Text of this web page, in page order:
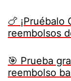
🍗 ¡Pruébalo
reembolsos
🎯 Prueba
reembolso